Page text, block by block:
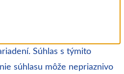
Súhlas s týmito
súhlasu môže nepriaznivo